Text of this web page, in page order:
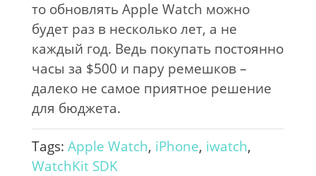
то обновлять Apple Watch можно
будет раз в несколько лет, а не
каждый год. Ведь покупать постоянно
часы за $500 и пару ремешков –
далеко не самое приятное решение
для бюджета.
Tags: Apple Watch, iPhone, iwatch,
WatchKit SDK